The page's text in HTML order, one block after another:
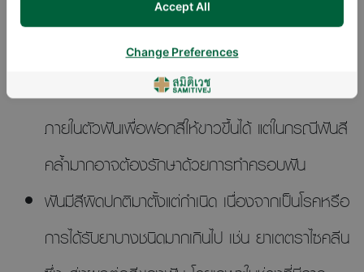
เลี้ยงฟัน หากทิ้งไว้โดยไม่มีการดึงประสาทฟันออก
ฟันจะยิ่งมีสีคล้ำมากขึ้น วิธีรักษาคือ หลังรักษา
รากฟันแล้วทันตแพทย์สามารถใส่น้ำยาฟอกสีฟัน
ภายในตัวฟันเพื่อฟอกสีให้ขาวขึ้นได้ แต่ในกรณีฟันสี
คล้ำมากอาจต้องรักษาด้วยการทำครอบฟัน
ฟันมีสีผิดปกติมาตั้งแต่กำเนิด เนื่องจากเป็นโรคหรือ
การได้รับยาบางชนิดมากเกินไป เช่น ยาเตตราไซคลีน
Accept All
Change Preferences